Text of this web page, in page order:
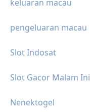
keluaran macau
pengeluaran macau
Slot Indosat
Slot Gacor Malam Ini
Nenektogel